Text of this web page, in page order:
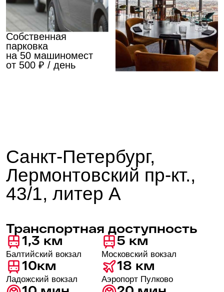
Новая Голандия
15 мин.
Музей железных
Планетарий №1
Люмьер-Холл
Музей-квартира А. А. Блока